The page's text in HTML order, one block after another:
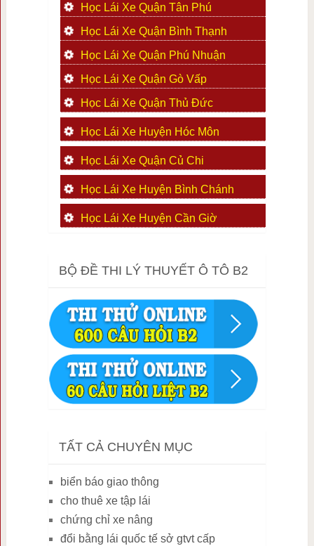
Học Lái Xe Quận Tân Phú
Học Lái Xe Quận Bình Thạnh
Học Lái Xe Quận Phú Nhuận
Học Lái Xe Quận Gò Vấp
Học Lái Xe Quận Thủ Đức
Học Lái Xe Huyện Hóc Môn
Học Lái Xe Quận Củ Chi
Học Lái Xe Huyện Bình Chánh
Học Lái Xe Huyện Cần Giờ
BỘ ĐỀ THI LÝ THUYẾT Ô TÔ B2
TẤT CẢ CHUYÊN MỤC
biển báo giao thông
cho thuê xe tập lái
chứng chỉ xe nâng
đổi bằng lái quốc tế sở gtvt cấp